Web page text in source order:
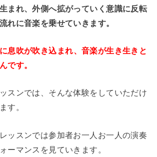
まれ、外側へ拡がっていく意識に反転
れに音楽を乗せていきます。
息吹が吹き込まれ、音楽が生き生きと
です。
スンでは、そんな体験をしていただけ
す。
ッスンでは参加者お一人お一人の演奏
ーマンスを見ていきます。